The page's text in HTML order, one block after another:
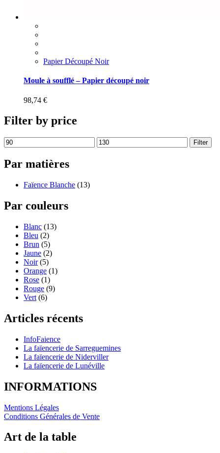
Papier Découpé Noir
Moule à soufflé – Papier découpé noir
98,74 €
Filter by price
Filter
Par matières
Faïence Blanche (13)
Par couleurs
Blanc (13)
Bleu (2)
Brun (5)
Jaune (2)
Noir (5)
Orange (1)
Rose (1)
Rouge (9)
Vert (6)
Articles récents
InfoFaience
La faïencerie de Sarreguemines
La faïencerie de Niderviller
La faïencerie de Lunéville
INFORMATIONS
Mentions Légales
Conditions Générales de Vente
Art de la table